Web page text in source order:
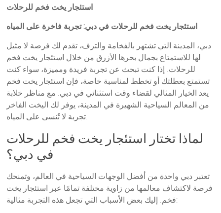
استئجار يخت فخم للرحلات
استئجار يخت فخم للرحلات في دبي: تجربة فاخرة على المياه
دبي، المدينة التي تشتهر بالفخامة والترف، تقدم لك فرصة لا مثيل
لها للاستمتاع بجمال بحرها الأزرق من خلال استئجار يخت فخم
للرحلات. إذا كنت تبحث عن تجربة فريدة ومميزة، سواء كنت
تستمتع بعطلتك أو تخطط لمناسبة خاصة، فإن استئجار يخت فخم
يعد الخيار المثالي لقضاء وقت استثنائي في دبي. مع مناظر خلابة
من المعالم السياحية الشهيرة في المدينة، يوفر لك اليخت الفاخر
تجربة لا تُنسى على المياه.
لماذا تختار استئجار يخت فخم للرحلات
في دبي؟
تعتبر دبي واحدة من أفضل الوجهات السياحية في العالم، وتمنحك
فرصة لاكتشاف معالمها من زاوية مختلفة تمامًا عبر استئجار يخت
فخم. إليك بعض الأسباب التي تجعل هذه التجربة مثالية: